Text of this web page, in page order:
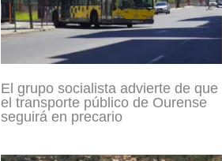
El grupo socialista advierte de que
el transporte público de Ourense
seguirá en precario